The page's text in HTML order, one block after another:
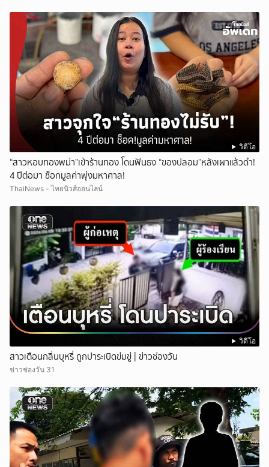
วิดีโอ
“สาวหอบทองพม่า”เข้าร้านทอง โดนฟันธง “ของปลอม”หลังเผาแล้วดำ!
4 ปีต่อมา ช็อกมูลค่าพุ่งมหาศาล!
ThaiNews - ไทยนิวส์ออนไลน์
วิดีโอ
สาวเตือนกลิ่นบุหรี่ ถูกปาระเบิดข่มขู่ | ข่าวช่องวัน
ข่าวช่องวัน 31